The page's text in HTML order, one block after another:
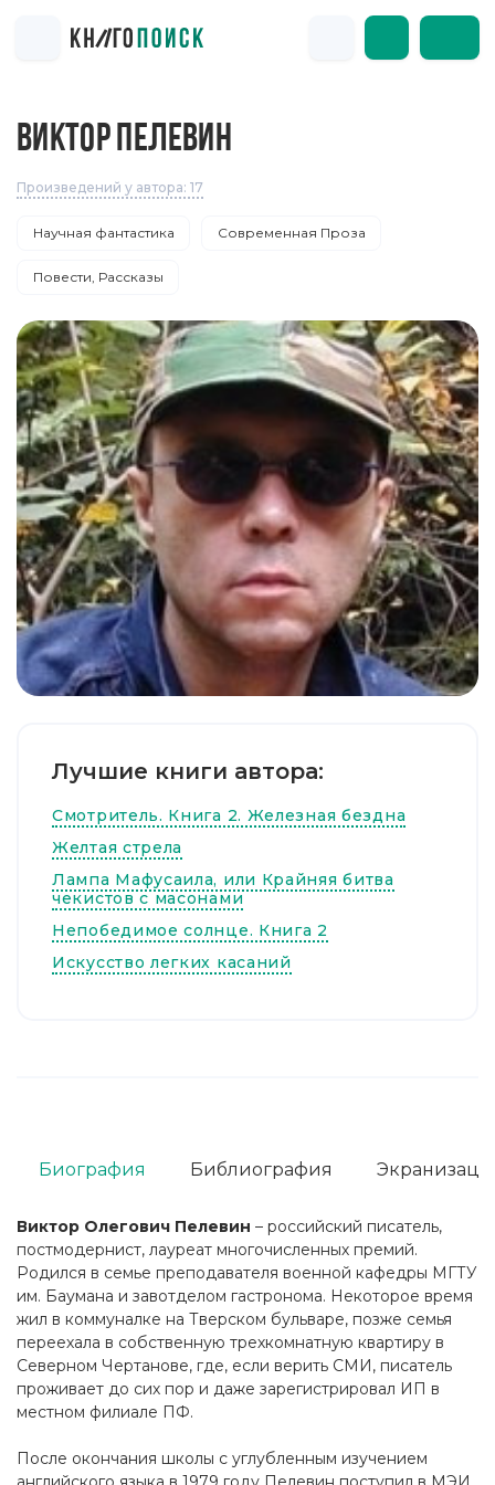
ВИКТОР ПЕЛЕВИН
Произведений у автора: 17
Научная фантастика Современная Проза
Повести, Рассказы
Лучшие книги автора:
Смотритель. Книга 2. Железная бездна
Желтая стрела
Лампа Мафусаила, или Крайняя битва
чекистов с масонами
Непобедимое солнце. Книга 2
Искусство легких касаний
Виктор Олегович Пелевин – российский писатель,
постмодернист, лауреат многочисленных премий.
Родился в семье преподавателя военной кафедры МГТУ
им. Баумана и завотделом гастронома. Некоторое время
жил в коммуналке на Тверском бульваре, позже семья
переехала в собственную трехкомнатную квартиру в
Северном Чертанове, где, если верить СМИ, писатель
проживает до сих пор и даже зарегистрировал ИП в
местном филиале ПФ.
После окончания школы с углубленным изучением
Биография Библиография